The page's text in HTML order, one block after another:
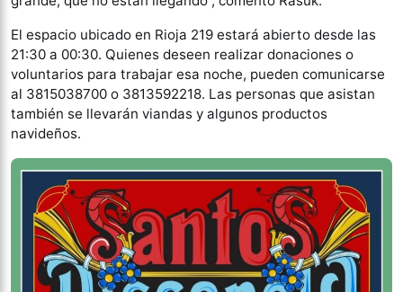
El espacio ubicado en Rioja 219 estará abierto desde las
21:30 a 00:30. Quienes deseen realizar donaciones o
voluntarios para trabajar esa noche, pueden comunicarse
al 3815038700 o 3813592218. Las personas que asistan
también se llevarán viandas y algunos productos
navideños.